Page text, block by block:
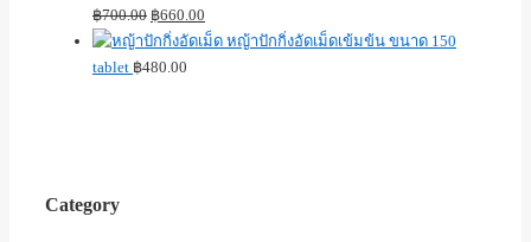
฿700.00 ฿660.00
หญ้าปักกิ่งอัดเม็ดเข้มข้น ขนาด 150
tablet ฿480.00
Category